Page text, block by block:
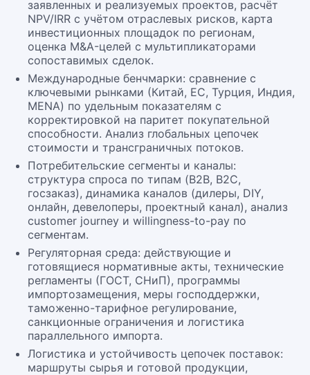
заявленных и реализуемых проектов, расчёт
NPV/IRR с учётом отраслевых рисков, карта
инвестиционных площадок по регионам,
оценка M&A-целей с мультипликаторами
сопоставимых сделок.
Международные бенчмарки: сравнение с
ключевыми рынками (Китай, ЕС, Турция, Индия,
MENA) по удельным показателям с
корректировкой на паритет покупательной
способности. Анализ глобальных цепочек
стоимости и трансграничных потоков.
Потребительские сегменты и каналы:
структура спроса по типам (B2B, B2C,
госзаказ), динамика каналов (дилеры, DIY,
онлайн, девелоперы, проектный канал), анализ
customer journey и willingness-to-pay по
сегментам.
Регуляторная среда: действующие и
готовящиеся нормативные акты, технические
регламенты (ГОСТ, СНиП), программы
импортозамещения, меры господдержки,
таможенно-тарифное регулирование,
санкционные ограничения и логистика
параллельного импорта.
Логистика и устойчивость цепочек поставок:
маршруты сырья и готовой продукции,